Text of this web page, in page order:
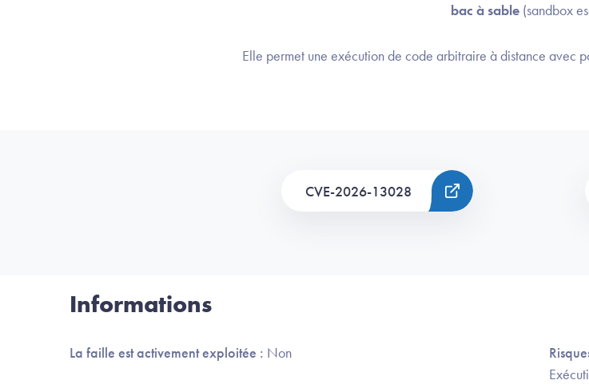
bac à sable (sandbox
Elle permet une exécution de code arbitraire à distance avec
CVE-2026-13028
Informations
La faille est activement exploitée : Non